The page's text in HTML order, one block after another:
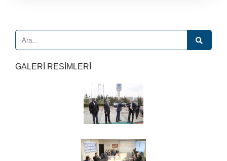
GALERİ RESİMLERİ